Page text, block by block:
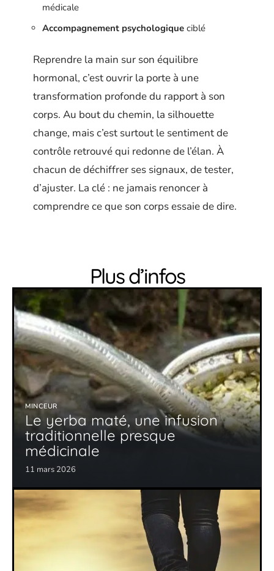
médicale
Accompagnement psychologique ciblé
Reprendre la main sur son équilibre
hormonal, c’est ouvrir la porte à une
transformation profonde du rapport à son
corps. Au bout du chemin, la silhouette
change, mais c’est surtout le sentiment de
contrôle retrouvé qui redonne de l’élan. À
chacun de déchiffrer ses signaux, de tester,
d’ajuster. La clé : ne jamais renoncer à
comprendre ce que son corps essaie de dire.
Plus d’infos
MINCEUR
Le yerba maté, une infusion
traditionnelle presque
médicinale
11 mars 2026